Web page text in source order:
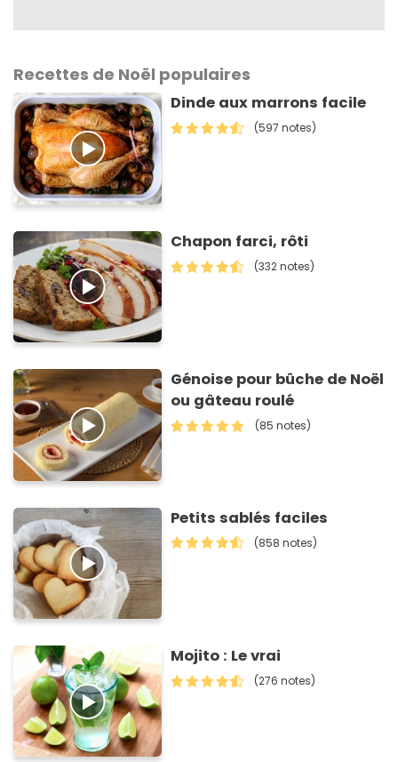
Recettes de Noël populaires
Dinde aux marrons facile
(597 notes)
Chapon farci, rôti
(332 notes)
Génoise pour bûche de Noël
ou gâteau roulé
(85 notes)
Petits sablés faciles
(858 notes)
Mojito : Le vrai
(276 notes)